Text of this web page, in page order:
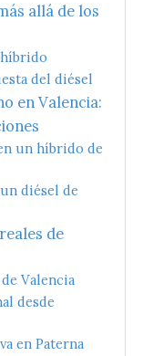
allá de los
del diésel
en Valencia:
un híbrido de
diésel de
de
Valencia
desde
en Paterna